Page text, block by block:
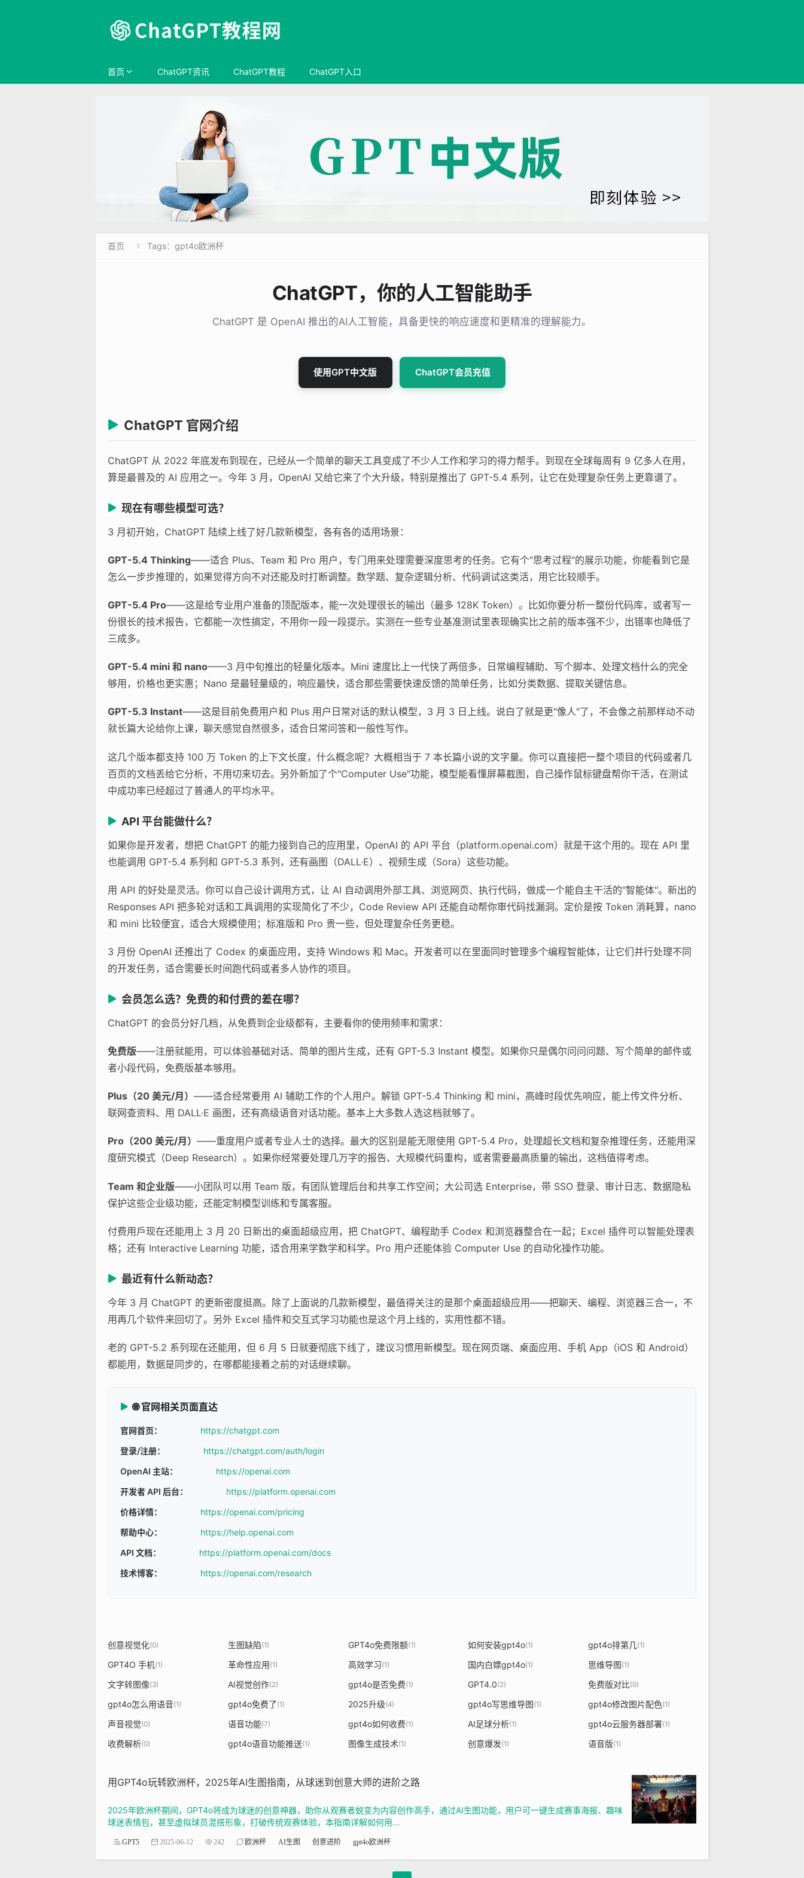
首页 ChatGPT资讯 ChatGPT教程 ChatGPT入口
首页  Tags：gpt4o欧洲杯
ChatGPT，你的人工智能助手
ChatGPT 是 OpenAI 推出的AI人工智能，具备更快的响应速度和更精准的理解能力。
使用GPT中文版 ChatGPT会员充值
ChatGPT 官网介绍
ChatGPT 从 2022 年底发布到现在，已经从一个简单的聊天工具变成了不少人工作和学习的得力帮手。到现在全球每周有 9 亿多人在用，
算是最普及的 AI 应用之一。今年 3 月，OpenAI 又给它来了个大升级，特别是推出了 GPT-5.4 系列，让它在处理复杂任务上更靠谱了。
现在有哪些模型可选？
3 月初开始，ChatGPT 陆续上线了好几款新模型，各有各的适用场景：
GPT-5.4 Thinking——适合 Plus、Team 和 Pro 用户，专门用来处理需要深度思考的任务。它有个"思考过程"的展示功能，你能看到它是
怎么一步步推理的，如果觉得方向不对还能及时打断调整。数学题、复杂逻辑分析、代码调试这类活，用它比较顺手。
GPT-5.4 Pro——这是给专业用户准备的顶配版本，能一次处理很长的输出（最多 128K Token）。比如你要分析一整份代码库，或者写一
份很长的技术报告，它都能一次性搞定，不用你一段一段提示。实测在一些专业基准测试里表现确实比之前的版本强不少，出错率也降低了
三成多。
GPT-5.4 mini 和 nano——3 月中旬推出的轻量化版本。Mini 速度比上一代快了两倍多，日常编程辅助、写个脚本、处理文档什么的完全
够用，价格也更实惠；Nano 是最轻量级的，响应最快，适合那些需要快速反馈的简单任务，比如分类数据、提取关键信息。
GPT-5.3 Instant——这是目前免费用户和 Plus 用户日常对话的默认模型，3 月 3 日上线。说白了就是更"像人"了，不会像之前那样动不动
就长篇大论给你上课，聊天感觉自然很多，适合日常问答和一般性写作。
这几个版本都支持 100 万 Token 的上下文长度，什么概念呢？大概相当于 7 本长篇小说的文字量。你可以直接把一整个项目的代码或者几
百页的文档丢给它分析，不用切来切去。另外新加了个"Computer Use"功能，模型能看懂屏幕截图，自己操作鼠标键盘帮你干活，在测试
中成功率已经超过了普通人的平均水平。
API 平台能做什么？
如果你是开发者，想把 ChatGPT 的能力接到自己的应用里，OpenAI 的 API 平台（platform.openai.com）就是干这个用的。现在 API 里
也能调用 GPT-5.4 系列和 GPT-5.3 系列，还有画图（DALL·E）、视频生成（Sora）这些功能。
用 API 的好处是灵活。你可以自己设计调用方式，让 AI 自动调用外部工具、浏览网页、执行代码，做成一个能自主干活的"智能体"。新出的
Responses API 把多轮对话和工具调用的实现简化了不少，Code Review API 还能自动帮你审代码找漏洞。定价是按 Token 消耗算，nano
和 mini 比较便宜，适合大规模使用；标准版和 Pro 贵一些，但处理复杂任务更稳。
3 月份 OpenAI 还推出了 Codex 的桌面应用，支持 Windows 和 Mac。开发者可以在里面同时管理多个编程智能体，让它们并行处理不同
的开发任务，适合需要长时间跑代码或者多人协作的项目。
会员怎么选？免费的和付费的差在哪？
ChatGPT 的会员分好几档，从免费到企业级都有，主要看你的使用频率和需求：
免费版——注册就能用，可以体验基础对话、简单的图片生成，还有 GPT-5.3 Instant 模型。如果你只是偶尔问问问题、写个简单的邮件或
者小段代码，免费版基本够用。
Plus（20 美元/月） ——适合经常要用 AI 辅助工作的个人用户。解锁 GPT-5.4 Thinking 和 mini，高峰时段优先响应，能上传文件分析、
联网查资料、用 DALL·E 画图，还有高级语音对话功能。基本上大多数人选这档就够了。
Pro（200 美元/月） ——重度用户或者专业人士的选择。最大的区别是能无限使用 GPT-5.4 Pro，处理超长文档和复杂推理任务，还能用深
度研究模式（Deep Research）。如果你经常要处理几万字的报告、大规模代码重构，或者需要最高质量的输出，这档值得考虑。
Team 和企业版——小团队可以用 Team 版，有团队管理后台和共享工作空间；大公司选 Enterprise，带 SSO 登录、审计日志、数据隐私
保护这些企业级功能，还能定制模型训练和专属客服。
付费用戶现在还能用上 3 月 20 日新出的桌面超级应用，把 ChatGPT、编程助手 Codex 和浏览器整合在一起；Excel 插件可以智能处理表
格；还有 Interactive Learning 功能，适合用来学数学和科学。Pro 用户还能体验 Computer Use 的自动化操作功能。
最近有什么新动态？
今年 3 月 ChatGPT 的更新密度挺高。除了上面说的几款新模型，最值得关注的是那个桌面超级应用——把聊天、编程、浏览器三合一，不
用再几个软件来回切了。另外 Excel 插件和交互式学习功能也是这个月上线的，实用性都不错。
老的 GPT-5.2 系列现在还能用，但 6 月 5 日就要彻底下线了，建议习惯用新模型。现在网页端、桌面应用、手机 App（iOS 和 Android）
都能用，数据是同步的，在哪都能接着之前的对话继续聊。
🌐 官网相关页面直达
官网首页：
https://chatgpt.com
登录/注册：
https://chatgpt.com/auth/login
OpenAI 主站：
https://openai.com
开发者 API 后台：
https://platform.openai.com
价格详情：
https://openai.com/pricing
帮助中心：
https://help.openai.com
API 文档：
https://platform.openai.com/docs
技术博客：
https://openai.com/research
创意视觉化(0) 生图缺陷(1) GPT4o免费限额(1) 如何安装gpt4o(1) gpt4o排第几(1)
GPT4O 手机(1) 革命性应用(1) 高效学习(1) 国内白嫖gpt4o(1) 思维导图(1)
文字转图像(3) AI视觉创作(2) gpt4o是否免费(1) GPT4.0(2) 免费版对比(0)
gpt4o怎么用语音(1) gpt4o免费了(1) 2025升级(4) gpt4o写思维导图(1) gpt4o修改图片配色(1)
声音视觉(0) 语音功能(7) gpt4o如何收费(1) AI足球分析(1) gpt4o云服务器部署(1)
收费解析(0) gpt4o语音功能推送(1) 图像生成技术(1) 创意爆发(1) 语音版(1)
用GPT4o玩转欧洲杯，2025年AI生图指南，从球迷到创意大师的进阶之路
2025年欧洲杯期间，GPT4o将成为球迷的创意神器，助你从观赛者蜕变为内容创作高手，通过AI生图功能，用户可一键生成赛事海报、趣味
球迷表情包，甚至虚拟球员混搭形象，打破传统观赛体验，本指南详解如何用...
GPT5 2025-06-12 242 欧洲杯 AI生图 创意进阶 gpt4o欧洲杯